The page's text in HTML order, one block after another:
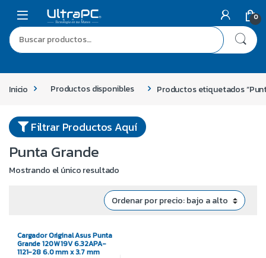
0
Inicio Productos disponibles Productos etiquetados
Filtrar Productos Aquí
Punta Grande
Mostrando el único resultado
Cargador Original Asus Punta
Grande 120W 19V 6.32APA-
1121-28 6.0 mm x 3.7 mm